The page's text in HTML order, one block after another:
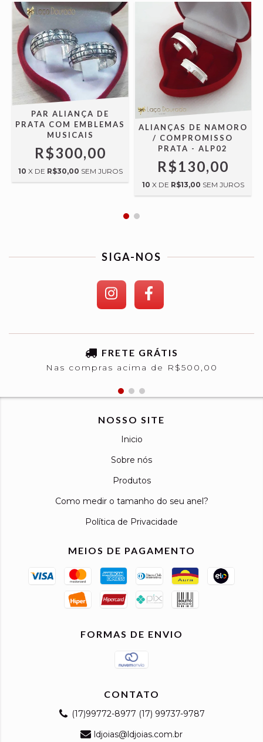
PAR ALIANÇA DE
PRATA COM EMBLEMAS
MUSICAIS
R$300,00
10 X DE R$30,00 SEM JUROS
ALIANÇAS DE NAMORO
/ COMPROMISSO
PRATA - ALP02
R$130,00
10 X DE R$13,00 SEM JUROS
SIGA-NOS
FRETE GRÁTIS
Nas compras acima de R$500,00
NOSSO SITE
Inicio
Sobre nós
Produtos
Como medir o tamanho do seu anel?
Política de Privacidade
MEIOS DE PAGAMENTO
FORMAS DE ENVIO
CONTATO
(17)99772-8977 (17) 99737-9787
ldjoias@ldjoias.com.br